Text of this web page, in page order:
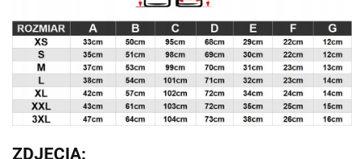
ZDJĘCIA: